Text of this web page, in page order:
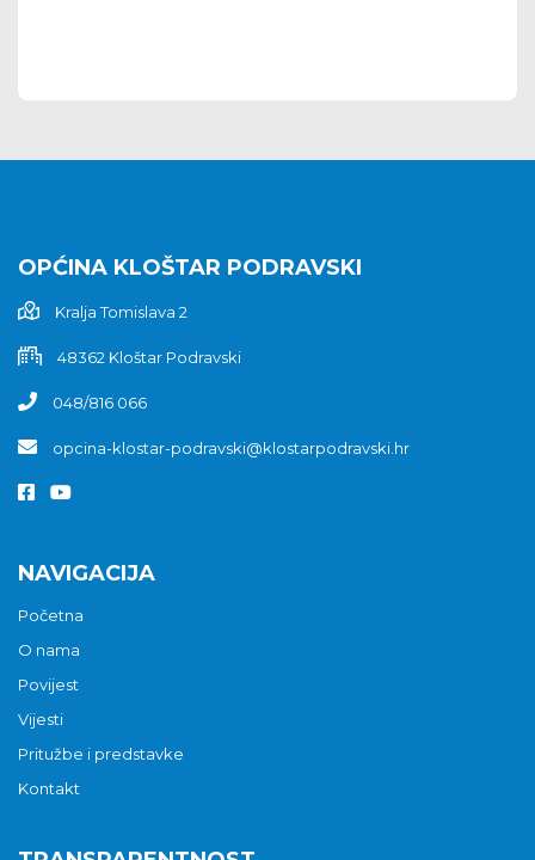
OPĆINA KLOŠTAR PODRAVSKI
Kralja Tomislava 2
48362 Kloštar Podravski
048/816 066
opcina-klostar-podravski@klostarpodravski.hr
NAVIGACIJA
Početna
O nama
Povijest
Vijesti
Pritužbe i predstavke
Kontakt